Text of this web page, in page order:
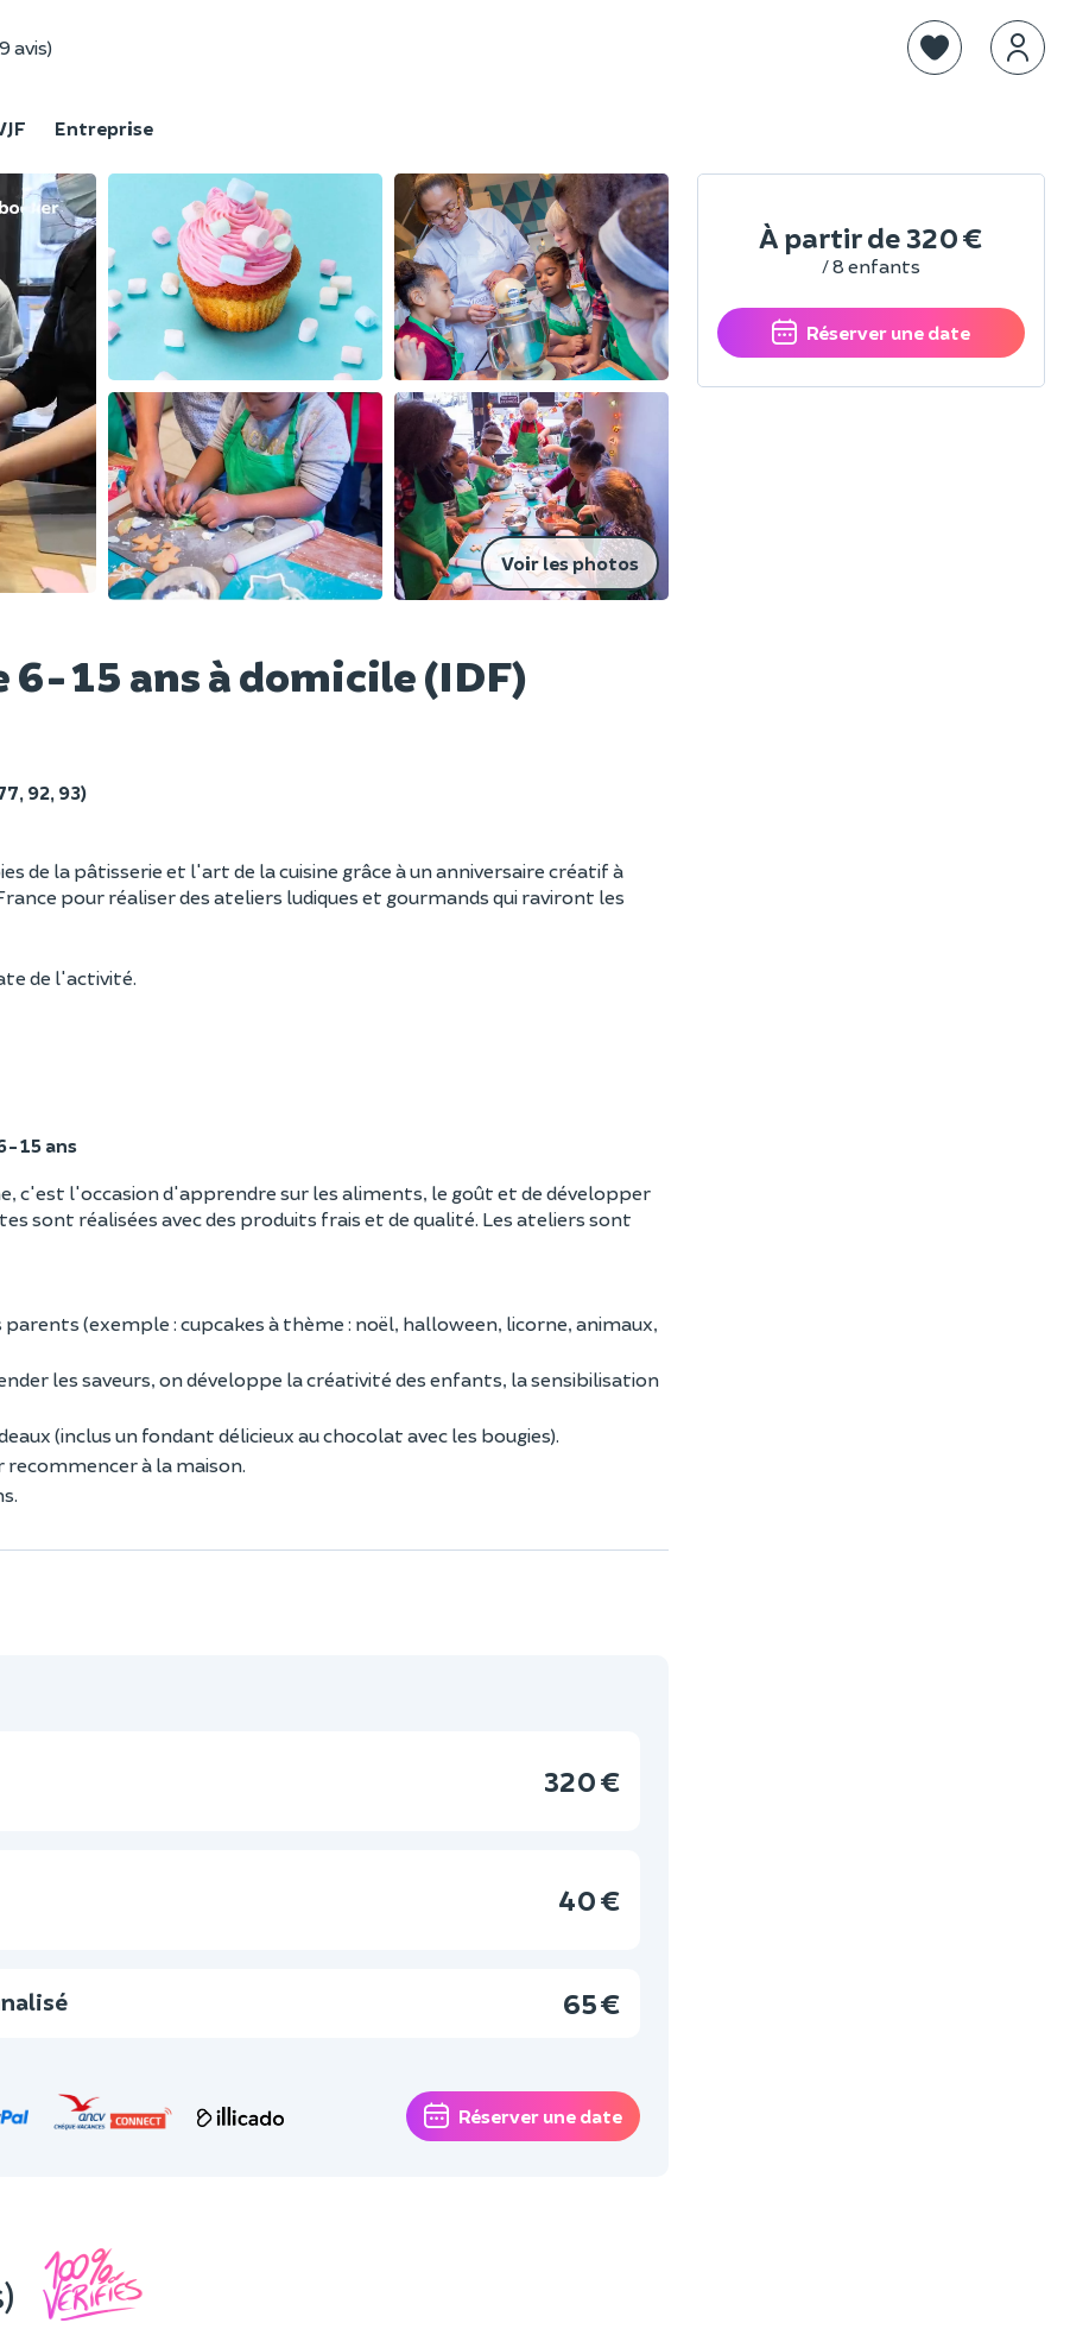
avis)
Entreprise
Voir les photos
15 ans à domicile (IDF)
92, 93)
de la pâtisserie et l'art de la cuisine grâce à un anniversaire créatif à
pour réaliser des ateliers ludiques et gourmands qui raviront les
de l'activité.
15 ans
c'est l'occasion d'apprendre sur les aliments, le goût et de développer
sont réalisées avec des produits frais et de qualité. Les ateliers sont
(exemple : cupcakes à thème : noël, halloween, licorne, animaux,
les saveurs, on développe la créativité des enfants, la sensibilisation
(inclus un fondant délicieux au chocolat avec les bougies).
à la maison.
320 €
40 €
65 €
Réserver une date
À partir de 320 €
/ 8 enfants
Réserver une date